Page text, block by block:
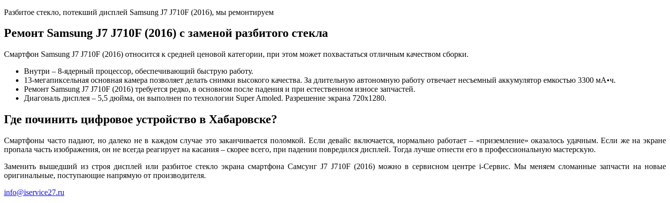
Разбитое стекло, потекший дисплей Samsung J7 J710F (2016), мы ремонтируем
Ремонт Samsung J7 J710F (2016) с заменой разбитого стекла
Смартфон Samsung J7 J710F (2016) относится к средней ценовой категории, при этом может похвастаться отличным качеством сборки.
Внутри – 8-ядерный процессор, обеспечивающий быструю работу.
13-мегапиксельная основная камера позволяет делать снимки высокого качества. За длительную автономную работу отвечает несъемный аккумулятор емкостью 3300 мА•ч.
Ремонт Samsung J7 J710F (2016) требуется редко, в основном после падения и при естественном износе запчастей.
Диагональ дисплея – 5,5 дюйма, он выполнен по технологии Super Amoled. Разрешение экрана 720х1280.
Где починить цифровое устройство в Хабаровске?
Смартфоны часто падают, но далеко не в каждом случае это заканчивается поломкой. Если девайс включается, нормально работает – «приземление» оказалось удачным. Если же на экране
пропала часть изображения, он не всегда реагирует на касания – скорее всего, при падении повредился дисплей. Тогда лучше отнести его в профессиональную мастерскую.
Заменить вышедший из строя дисплей или разбитое стекло экрана смартфона Самсунг J7 J710F (2016) можно в сервисном центре i-Сервис. Мы меняем сломанные запчасти на новые
оригинальные, поступающие напрямую от производителя.
info@iservice27.ru